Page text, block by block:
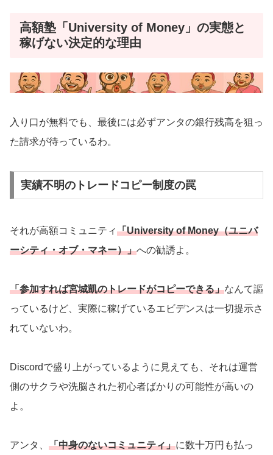
高額塾「University of Money」の実態と
稼げない決定的な理由
入り口が無料でも、最後には必ずアンタの銀行残高を狙っ
た請求が待っているわ。
実績不明のトレードコピー制度の罠
それが高額コミュニティ「University of Money（ユニバ
ーシティ・オブ・マネー）」への勧誘よ。
「参加すれば宮城凱のトレードがコピーできる」なんて謳
っているけど、実際に稼げているエビデンスは一切提示さ
れていないわ。
Discordで盛り上がっているように見えても、それは運営
側のサクラや洗脳された初心者ばかりの可能性が高いの
よ。
アンタ、 「中身のないコミュニティ」に数十万円も払っ